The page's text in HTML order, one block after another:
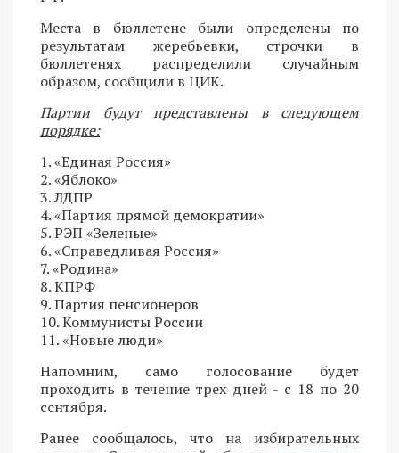
Места в бюллетене были определены по
результатам жеребьевки, строчки в
бюллетенях распределили случайным
образом, сообщили в ЦИК.
Партии будут представлены в следующем
порядке:
1. «Единая Россия»
2. «Яблоко»
3. ЛДПР
4. «Партия прямой демократии»
5. РЭП «Зеленые»
6. «Справедливая Россия»
7. «Родина»
8. КПРФ
9. Партия пенсионеров
10. Коммунисты России
11. «Новые люди»
Напомним, само голосование будет
проходить в течение трех дней - с 18 по 20
сентября.
Ранее сообщалось, что на избирательных